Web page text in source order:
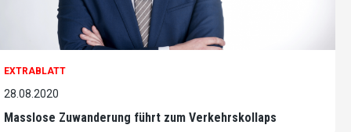
EXTRABLATT
28.08.2020
Masslose Zuwanderung führt zum Verkehrskollaps